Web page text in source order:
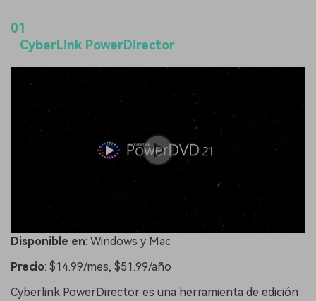
01
CyberLink PowerDirector
Disponible en: Windows y Mac
Precio: $14.99/mes, $51.99/año
Cyberlink PowerDirector es una herramienta de edición